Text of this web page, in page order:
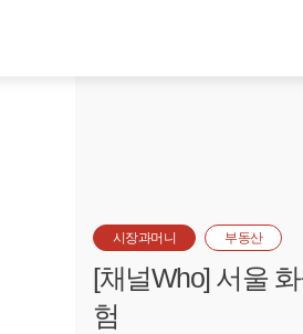
시장과머니 부동산
[채널Who] 서울
험